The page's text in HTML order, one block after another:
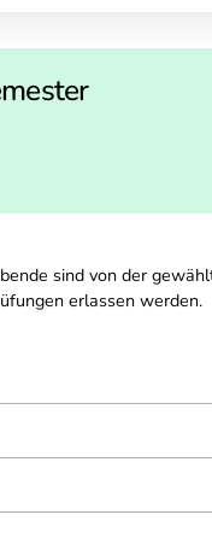
sind von der
erlassen werden.